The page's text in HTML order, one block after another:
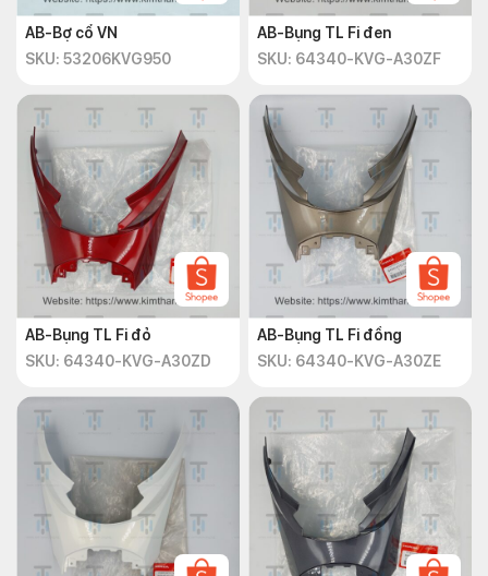
AB-Bợ cổ VN
SKU: 53206KVG950
AB-Bụng TL Fi đen
SKU: 64340-KVG-A30ZF
AB-Bụng TL Fi đỏ
SKU: 64340-KVG-A30ZD
AB-Bụng TL Fi đồng
SKU: 64340-KVG-A30ZE